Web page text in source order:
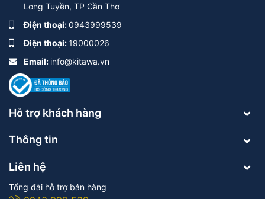
Long Tuyền, TP Cần Thơ
Điện thoại:0943999539
Điện thoại:19000026
Email: info@kitawa.vn
Hỗ trợ khách hàng
Thông tin
Liên hệ
Tổng đài hỗ trợ bán hàng